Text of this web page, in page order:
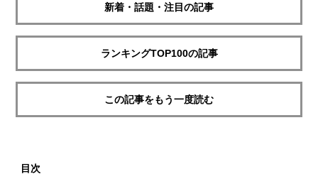
新着・話題・注目の記事
ランキングTOP100の記事
この記事をもう一度読む
目次